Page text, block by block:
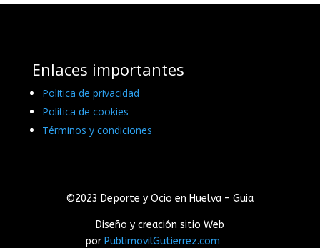
Enlaces importantes
Politica de privacidad
Política de cookies
Términos y condiciones
©2023 Deporte y Ocio en Huelva – Guia
Diseño y creación sitio Web
por PublimovilGutierrez.com